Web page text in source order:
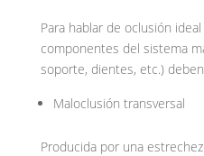
Para hablar de oclusión
componentes del sistema
soporte, dientes, etc.)
Maloclusión transversal
Producida por una